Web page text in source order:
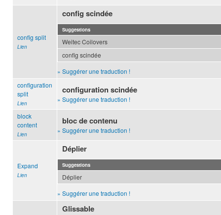
config split
Lien
config scindée
Suggestions
Weitec Coilovers
config scindée
» Suggérer une traduction !
configuration
split
Lien
configuration scindée
» Suggérer une traduction !
block
content
Lien
bloc de contenu
» Suggérer une traduction !
Expand
Lien
Déplier
Suggestions
Déplier
» Suggérer une traduction !
Glissable